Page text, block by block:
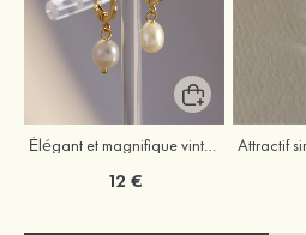
Élégant et magnifique vintage perle boucles d'oreilles
12 €